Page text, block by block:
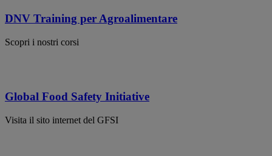
DNV Training per Agroalimentare
Scopri i nostri corsi
Global Food Safety Initiative
Visita il sito internet del GFSI